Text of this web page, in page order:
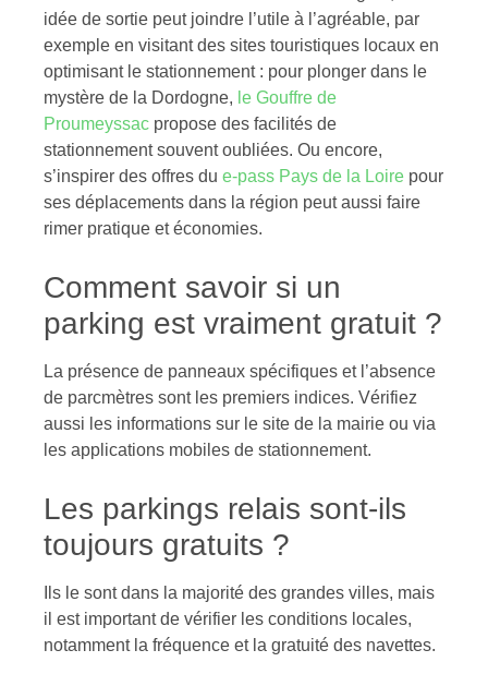
idée de sortie peut joindre l’utile à l’agréable, par
exemple en visitant des sites touristiques locaux en
optimisant le stationnement : pour plonger dans le
mystère de la Dordogne, le Gouffre de
Proumeyssac propose des facilités de
stationnement souvent oubliées. Ou encore,
s’inspirer des offres du e-pass Pays de la Loire pour
ses déplacements dans la région peut aussi faire
rimer pratique et économies.
Comment savoir si un
parking est vraiment gratuit ?
La présence de panneaux spécifiques et l’absence
de parcmètres sont les premiers indices. Vérifiez
aussi les informations sur le site de la mairie ou via
les applications mobiles de stationnement.
Les parkings relais sont-ils
toujours gratuits ?
Ils le sont dans la majorité des grandes villes, mais
il est important de vérifier les conditions locales,
notamment la fréquence et la gratuité des navettes.